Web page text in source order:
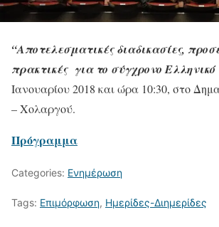
“Αποτελεσματικές διαδικασίες,
πρακτικές για το σύγχρονο Ελληνικό
Ιανουαρίου 2018 και ώρα 10:30, στο
– Χολαργού.
Πρόγραμμα
Categories: Ενημέρωση
Tags: Επιμόρφωση, Ημερίδες-Διημερίδες